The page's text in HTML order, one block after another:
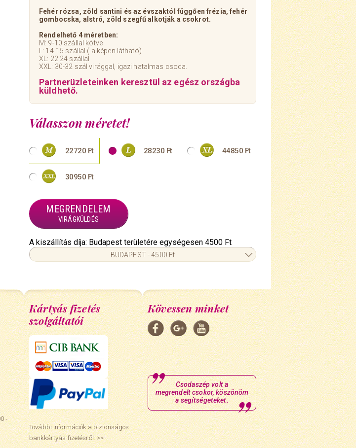
Fehér rózsa, zöld santini és az évszaktól függően frézia, fehér
gombocska, alstró, zöld szegfű alkotják a csokrot.
Rendelhető 4 méretben:
M: 9-10 szállal kötve
L: 14-15 szállal ( a képen látható)
XL: 22.24 szállal
XXL: 30-32 szál virággal, igazi hatalmas csoda.
Partnerüzleteinken keresztül az egész országba
küldhető.
Válasszon méretet!
22720 Ft 28230 Ft 44850 Ft
30950 Ft
MEGRENDELEM
VIRÁGKÜLDÉS
A kiszállítás díja: Budapest területére egységesen 4500 Ft
BUDAPEST - 4500 Ft
‑
Kártyás fizetés
szolgáltatói
További információk a biztonságos
bankkártyás fizetésről. >>
Kövessen minket
Csodaszép volt a
megrendelt csokor, köszönöm
a segítségeteket.